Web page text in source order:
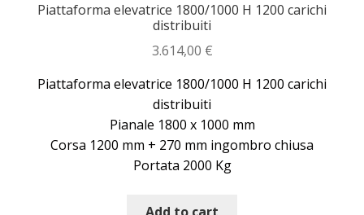
Piattaforma elevatrice 1800/1000 H 1200 carichi
distribuiti
3.614,00 €
Piattaforma elevatrice 1800/1000 H 1200 carichi
distribuiti
Pianale 1800 x 1000 mm
Corsa 1200 mm + 270 mm ingombro chiusa
Portata 2000 Kg